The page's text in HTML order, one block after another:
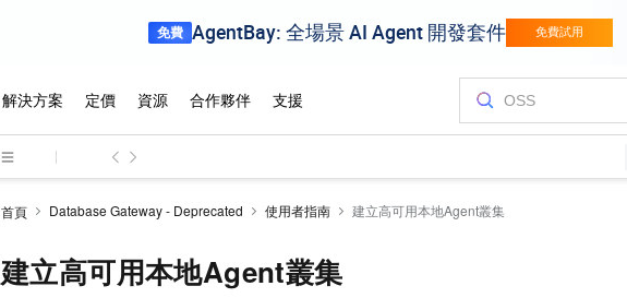
首頁 Database Gateway - Deprecated 使用者指南 建立高可用本地Agent叢集
建立高可用本地Agent叢集